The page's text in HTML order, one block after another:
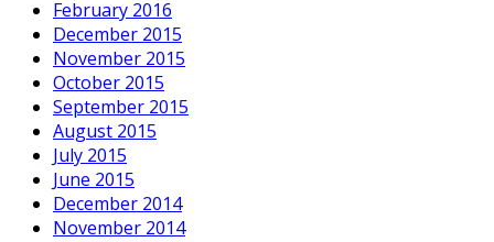
February 2016
December 2015
November 2015
October 2015
September 2015
August 2015
July 2015
June 2015
December 2014
November 2014